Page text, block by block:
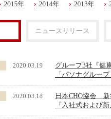
2015年
2014年 2013年
ニュースリリース
2020.03.19
グループ3社『健
「パソナグルー
2020.03.18
日本CHO協会 新
『入社式および